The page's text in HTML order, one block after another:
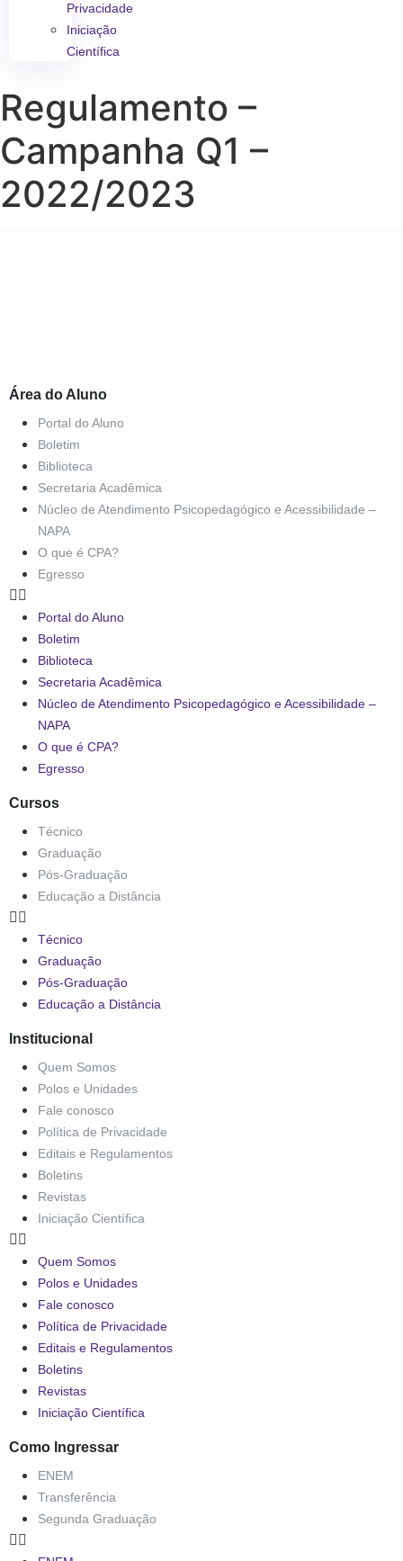
Privacidade
Iniciação
Científica
Regulamento –
Campanha Q1 –
2022/2023
Área do Aluno
Portal do Aluno
Boletim
Biblioteca
Secretaria Acadêmica
Núcleo de Atendimento Psicopedagógico e Acessibilidade –
NAPA
O que é CPA?
Egresso
Portal do Aluno
Boletim
Biblioteca
Secretaria Acadêmica
Núcleo de Atendimento Psicopedagógico e Acessibilidade –
NAPA
O que é CPA?
Egresso
Cursos
Técnico
Graduação
Pós-Graduação
Educação a Distância
Técnico
Graduação
Pós-Graduação
Educação a Distância
Institucional
Quem Somos
Polos e Unidades
Fale conosco
Política de Privacidade
Editais e Regulamentos
Boletins
Revistas
Iniciação Científica
Quem Somos
Polos e Unidades
Fale conosco
Política de Privacidade
Editais e Regulamentos
Boletins
Revistas
Iniciação Científica
Como Ingressar
ENEM
Transferência
Segunda Graduação